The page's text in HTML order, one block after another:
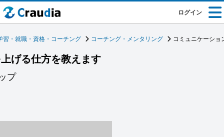
ログイン
習・就職・資格・コーチング コーチング・メンタリング コミュニケーショ
げる仕方を教えます
プ